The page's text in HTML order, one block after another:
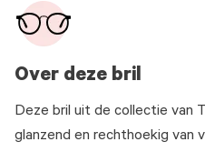
Over deze bril
Deze bril uit de collectie van
glanzend en rechthoekig van